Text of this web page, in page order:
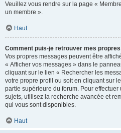
Veuillez vous rendre sur la page «
un membre ».
Haut
Comment puis-je retrouver mes
Vos propres messages peuvent être
« Afficher vos messages » dans le
cliquant sur le lien « Rechercher les
votre propre profil ou soit en cliquant sur
partie supérieure du forum. Pour
sujets, utilisez la recherche avancée et
qui vous sont disponibles.
Haut